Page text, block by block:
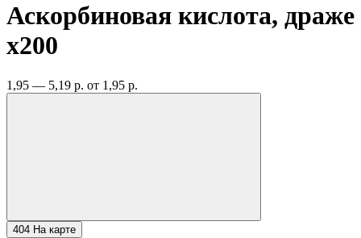
Аскорбиновая кислота, драже
x200
1,95 — 5,19 р. от 1,95 р.
404 На карте